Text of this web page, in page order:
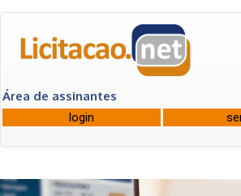
Área de assinantes